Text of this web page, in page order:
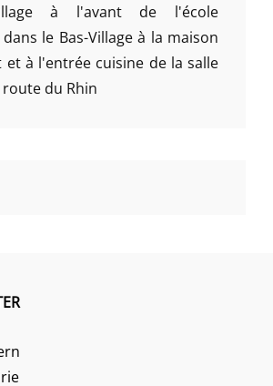
à l'avant de l'école
le Bas-Village à la maison
et à l'entrée cuisine de la salle
du Rhin